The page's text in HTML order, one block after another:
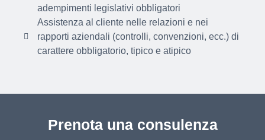
adempimenti legislativi obbligatori
Assistenza al cliente nelle relazioni e nei
rapporti aziendali (controlli, convenzioni, ecc.) di
carattere obbligatorio, tipico e atipico
Prenota una consulenza